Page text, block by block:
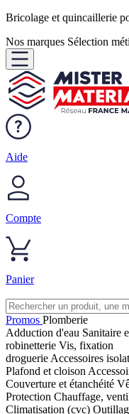
Bricolage et quincaillerie
Nos marques Sélection
Aide
Compte
Panier
Promos Plomberie
Adduction d'eau Sanitaire
robinetterie Vis, fixation
droguerie Accessoires
Plafond et cloison
Couverture et étanchéité
Protection Chauffage,
Climatisation (cvc)